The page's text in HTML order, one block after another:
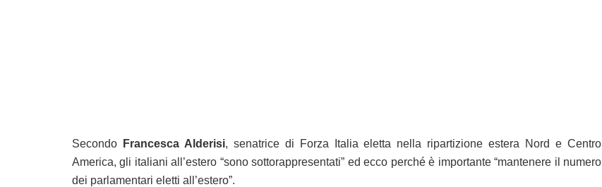
Secondo Francesca Alderisi, senatrice di Forza Italia eletta nella ripartizione estera Nord e Centro
America, gli italiani all’estero “sono sottorappresentati” ed ecco perché è importante “mantenere il numero
dei parlamentari eletti all’estero”.